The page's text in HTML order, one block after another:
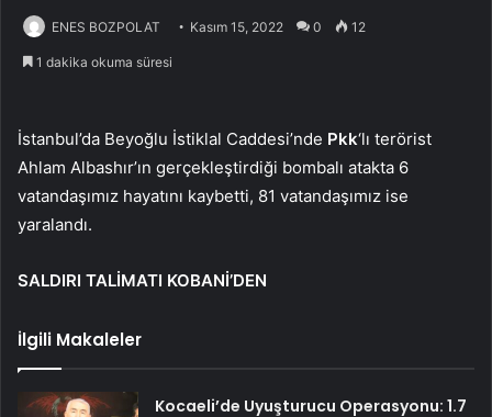
ENES BOZPOLAT Kasım 15, 2022 0 12
1 dakika okuma süresi
İstanbul’da Beyoğlu İstiklal Caddesi’nde Pkk‘lı terörist
Ahlam Albashır’ın gerçekleştirdiği bombalı atakta 6
vatandaşımız hayatını kaybetti, 81 vatandaşımız ise
yaralandı.
SALDIRI TALİMATI KOBANİ’DEN
İlgili Makaleler
Kocaeli’de Uyuşturucu Operasyonu: 1.7